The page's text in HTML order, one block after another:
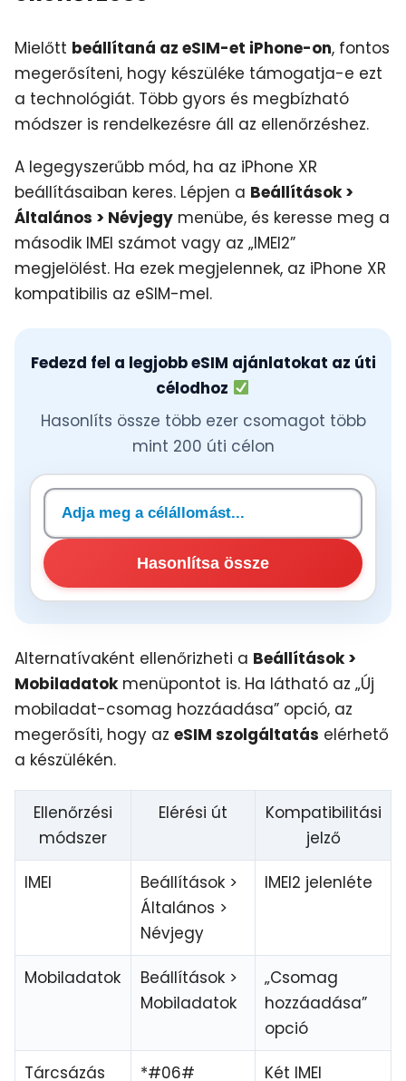
Mielőtt beállítaná az eSIM-et iPhone-on, fontos
megerősíteni, hogy készüléke támogatja-e ezt
a technológiát. Több gyors és megbízható
módszer is rendelkezésre áll az ellenőrzéshez.
A legegyszerűbb mód, ha az iPhone XR
beállításaiban keres. Lépjen a Beállítások >
Általános > Névjegy menübe, és keresse meg a
második IMEI számot vagy az „IMEI2”
megjelölést. Ha ezek megjelennek, az iPhone XR
kompatibilis az eSIM-mel.
Fedezd fel a legjobb eSIM ajánlatokat az úti
célodhoz
Hasonlíts össze több ezer csomagot több
mint 200 úti célon
Célállomás keresése
Hasonlítsa össze
Alternatívaként ellenőrizheti a Beállítások >
Mobiladatokmenüpontot is. Ha látható az „Új
mobiladat-csomag hozzáadása” opció, az
megerősíti, hogy az eSIM szolgáltatás elérhető
a készülékén.
Ellenőrzési
módszer
Elérési út
Kompatibilitási
jelző
IMEI
Beállítások >
Általános >
Névjegy
IMEI2 jelenléte
Mobiladatok
Beállítások >
Mobiladatok
„Csomag
hozzáadása”
opció
Tárcsázás *#06# Két IMEI